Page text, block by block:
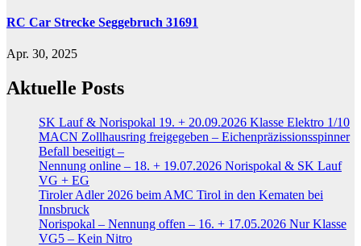
RC Car Strecke Seggebruch 31691
Apr. 30, 2025
Aktuelle Posts
SK Lauf & Norispokal 19. + 20.09.2026 Klasse Elektro 1/10
MACN Zollhausring freigegeben – Eichenpräzissionsspinner
Befall beseitigt –
Nennung online – 18. + 19.07.2026 Norispokal & SK Lauf
VG + EG
Tiroler Adler 2026 beim AMC Tirol in den Kematen bei
Innsbruck
Norispokal – Nennung offen – 16. + 17.05.2026 Nur Klasse
VG5 – Kein Nitro